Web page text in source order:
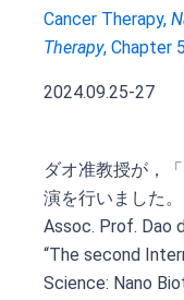
Cancer Therapy,
Therapy, Chapter
2024.09.25-27
ダオ准教授が，「
演を行いました。
Assoc. Prof. Dao
“The second
Science: Nano